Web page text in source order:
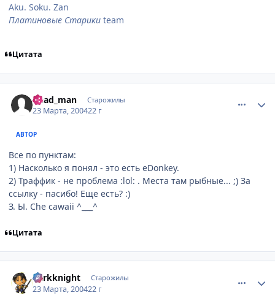
Aku. Soku. Zan
Платиновые Старики team
Цитата
Dead_man Старожилы
23 Марта, 200422 г
АВТОР
Все по пунктам:
1) Насколько я понял - это есть eDonkey.
2) Траффик - не проблема :lol: . Места там рыбные... ;) За
ссылку - пасибо! Еще есть? :)
З. Ы. Сhe cawaii ^___^
Цитата
darkknight Старожилы
23 Марта, 200422 г